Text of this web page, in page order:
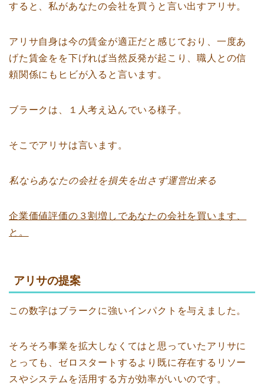
すると、私があなたの会社を買うと言い出すアリサ。
アリサ自身は今の賃金が適正だと感じており、一度あ
げた賃金をを下げれば当然反発が起こり、職人との信
頼関係にもヒビが入ると言います。
ブラークは、１人考え込んでいる様子。
そこでアリサは言います。
私ならあなたの会社を損失を出さず運営出来る
企業価値評価の３割増しであなたの会社を買います、
と。
アリサの提案
この数字はブラークに強いインパクトを与えました。
そろそろ事業を拡大しなくてはと思っていたアリサに
とっても、ゼロスタートするより既に存在するリソー
スやシステムを活用する方が効率がいいのです。